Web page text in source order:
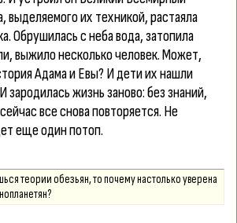
выделяемого их техникой, растаяла
Обрушилась с неба вода, затопила
выжило несколько человек. Может,
Адама и Евы? И дети их нашли
жизнь заново: без знаний,
все снова повторяется. Не
еще один потоп.
теории обезьян, то почему настолько уверена